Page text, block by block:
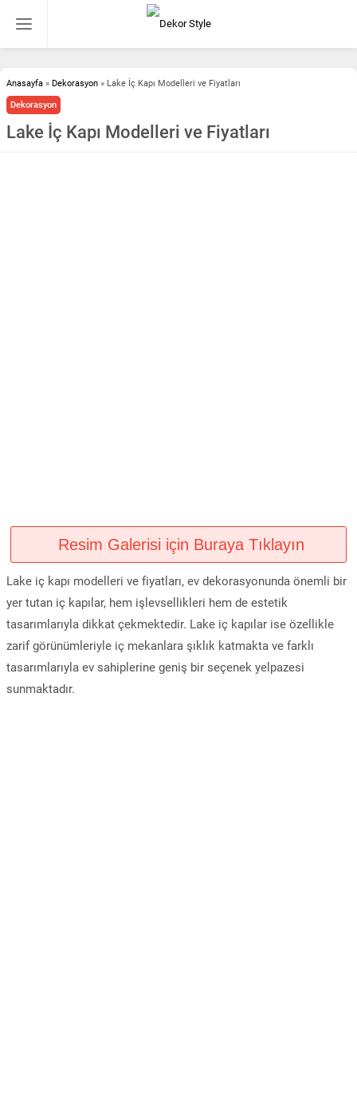
Anasayfa » Dekorasyon » Lake İç Kapı Modelleri ve Fiyatları
Dekorasyon
Lake İç Kapı Modelleri ve Fiyatları
Resim Galerisi için Buraya Tıklayın
Lake iç kapı modelleri ve fiyatları, ev dekorasyonunda önemli bir
yer tutan iç kapılar, hem işlevsellikleri hem de estetik
tasarımlarıyla dikkat çekmektedir. Lake iç kapılar ise özellikle
zarif görünümleriyle iç mekanlara şıklık katmakta ve farklı
tasarımlarıyla ev sahiplerine geniş bir seçenek yelpazesi
sunmaktadır.